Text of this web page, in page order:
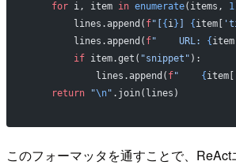
    for
i, item in enumerate(items, 1
        lines.append(
f"[ { i} { item[
        lines.append(
f"    URL: { item[
        if
item.get( "snippet" ):
            lines.append(
f" { item[
    return
"\n" .join(lines)
このフォーマッタを通すことで、